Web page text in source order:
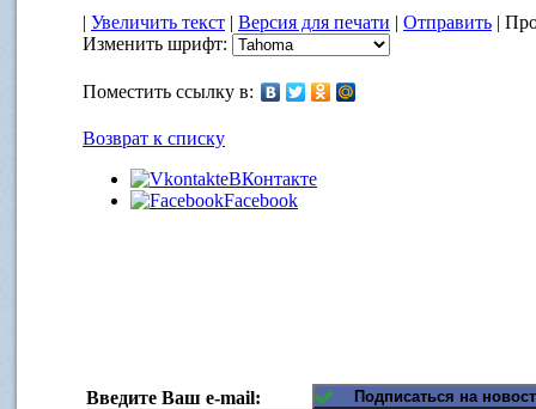
| Увеличить текст | Версия для печати | Отправить |
Изменить шрифт:
Поместить ссылку в:
Возврат к списку
ВКонтакте
Facebook
Введите Ваш e-mail: